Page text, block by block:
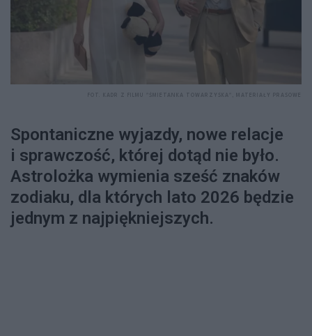
Spontaniczne wyjazdy, nowe relacje
i sprawczość, której dotąd nie było.
Astrolożka wymienia sześć znaków
zodiaku, dla których lato 2026 będzie
jednym z najpiękniejszych.